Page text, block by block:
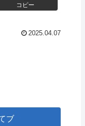
コピー
2025.04.07
ブ